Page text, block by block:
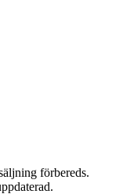
förbereds.